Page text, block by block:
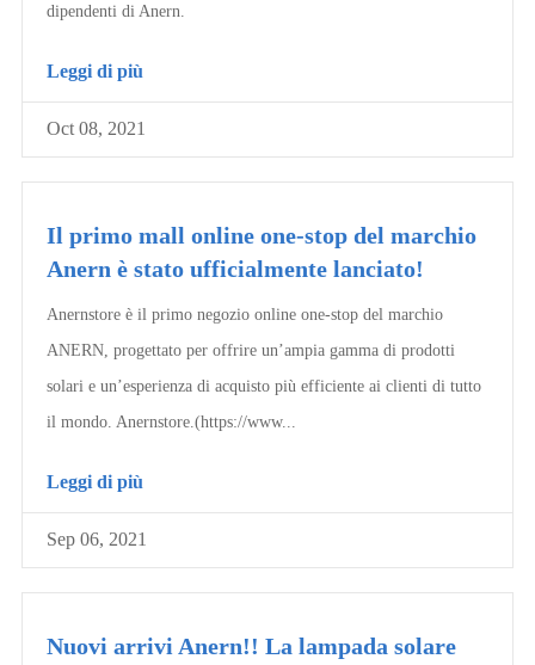
dipendenti di Anern.
Leggi di più
Oct 08, 2021
Il primo mall online one-stop del marchio
Anern è stato ufficialmente lanciato!
Anernstore è il primo negozio online one-stop del marchio
ANERN, progettato per offrire un’ampia gamma di prodotti
solari e un’esperienza di acquisto più efficiente ai clienti di tutto
il mondo. Anernstore.(https://www...
Leggi di più
Sep 06, 2021
Nuovi arrivi Anern!! La lampada solare